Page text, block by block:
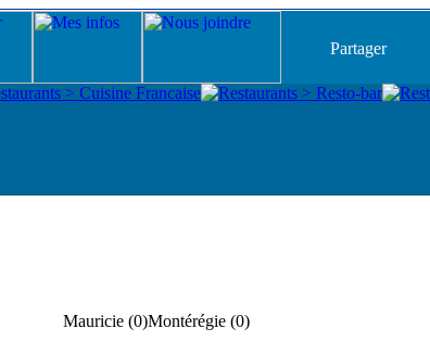
Partager
Mauricie (0)Montérégie (0)